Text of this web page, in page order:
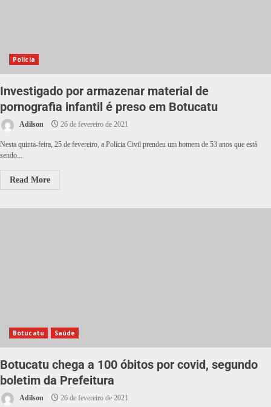
Polícia
Investigado por armazenar material de
pornografia infantil é preso em Botucatu
Adilson 26 de fevereiro de 2021
Nesta quinta-feira, 25 de fevereiro, a Polícia Civil prendeu um homem de 53 anos que está
sendo...
Read More
Botucatu Saúde
Botucatu chega a 100 óbitos por covid, segundo
boletim da Prefeitura
Adilson 26 de fevereiro de 2021